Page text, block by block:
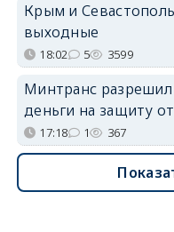
Крым и
выходные
18:02 5 3599
Минтранс
деньги на защиту
17:18 1 367